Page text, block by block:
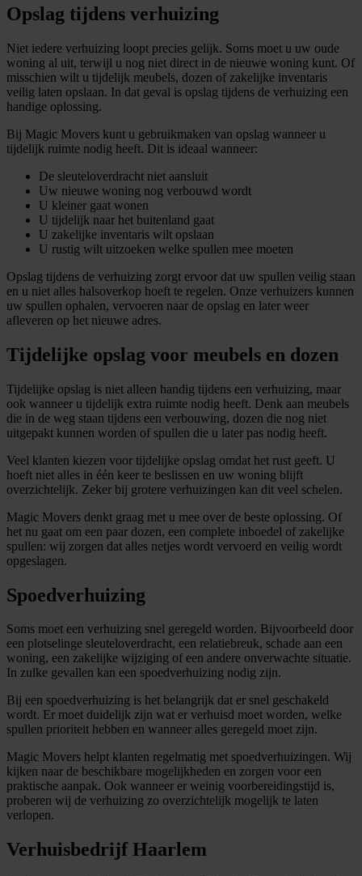
Opslag tijdens verhuizing
Niet iedere verhuizing loopt precies gelijk. Soms moet u uw oude
woning al uit, terwijl u nog niet direct in de nieuwe woning kunt. Of
misschien wilt u tijdelijk meubels, dozen of zakelijke inventaris
veilig laten opslaan. In dat geval is opslag tijdens de verhuizing een
handige oplossing.
Bij Magic Movers kunt u gebruikmaken van opslag wanneer u
tijdelijk ruimte nodig heeft. Dit is ideaal wanneer:
De sleuteloverdracht niet aansluit
Uw nieuwe woning nog verbouwd wordt
U kleiner gaat wonen
U tijdelijk naar het buitenland gaat
U zakelijke inventaris wilt opslaan
U rustig wilt uitzoeken welke spullen mee moeten
Opslag tijdens de verhuizing zorgt ervoor dat uw spullen veilig staan
en u niet alles halsoverkop hoeft te regelen. Onze verhuizers kunnen
uw spullen ophalen, vervoeren naar de opslag en later weer
afleveren op het nieuwe adres.
Tijdelijke opslag voor meubels en dozen
Tijdelijke opslag is niet alleen handig tijdens een verhuizing, maar
ook wanneer u tijdelijk extra ruimte nodig heeft. Denk aan meubels
die in de weg staan tijdens een verbouwing, dozen die nog niet
uitgepakt kunnen worden of spullen die u later pas nodig heeft.
Veel klanten kiezen voor tijdelijke opslag omdat het rust geeft. U
hoeft niet alles in één keer te beslissen en uw woning blijft
overzichtelijk. Zeker bij grotere verhuizingen kan dit veel schelen.
Magic Movers denkt graag met u mee over de beste oplossing. Of
het nu gaat om een paar dozen, een complete inboedel of zakelijke
spullen: wij zorgen dat alles netjes wordt vervoerd en veilig wordt
opgeslagen.
Spoedverhuizing
Soms moet een verhuizing snel geregeld worden. Bijvoorbeeld door
een plotselinge sleuteloverdracht, een relatiebreuk, schade aan een
woning, een zakelijke wijziging of een andere onverwachte situatie.
In zulke gevallen kan een spoedverhuizing nodig zijn.
Bij een spoedverhuizing is het belangrijk dat er snel geschakeld
wordt. Er moet duidelijk zijn wat er verhuisd moet worden, welke
spullen prioriteit hebben en wanneer alles geregeld moet zijn.
Magic Movers helpt klanten regelmatig met spoedverhuizingen. Wij
kijken naar de beschikbare mogelijkheden en zorgen voor een
praktische aanpak. Ook wanneer er weinig voorbereidingstijd is,
proberen wij de verhuizing zo overzichtelijk mogelijk te laten
verlopen.
Verhuisbedrijf Haarlem